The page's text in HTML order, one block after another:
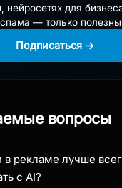
нейросетях для
— только
Подписаться →
вопросы
в рекламе лучше
с AI?